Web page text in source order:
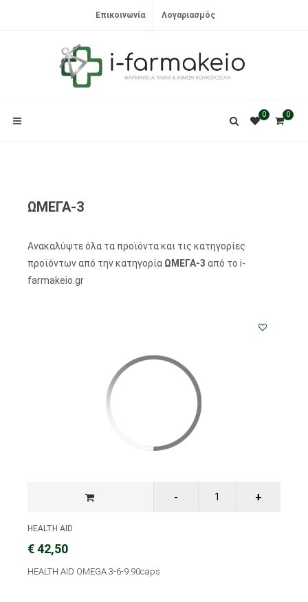
Επικοινωνία Λογαριασμός
0
0
ΩΜΕΓΑ-3
Ανακαλύψτε όλα τα προϊόντα και τις κατηγορίες
προϊόντων από την κατηγορία ΩΜΕΓΑ-3 από το i-
farmakeio.gr
HEALTH AID
€ 42,50
HEALTH AID OMEGA 3-6-9 90caps